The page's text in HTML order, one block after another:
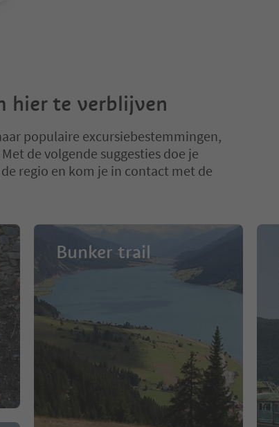
hier te verblijven
populaire excursiebestemmingen,
de volgende suggesties doe je
regio en kom je in contact met de
Bunker trail